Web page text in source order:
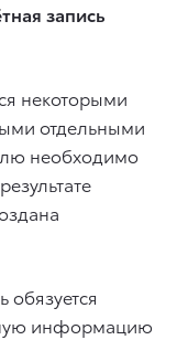
запись
некоторыми
отдельными
необходимо
обязуется
информацию